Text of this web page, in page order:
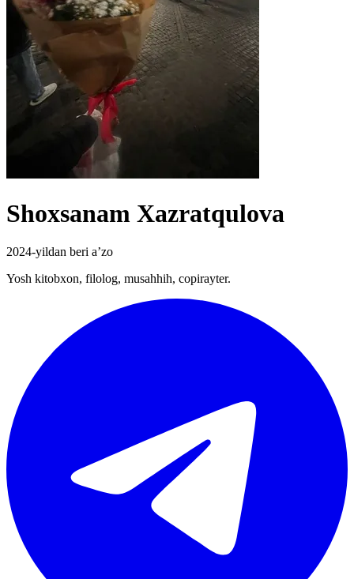
Shoxsanam Xazratqulova
2024-yildan beri a’zo
Yosh kitobxon, filolog, musahhih, copirayter.